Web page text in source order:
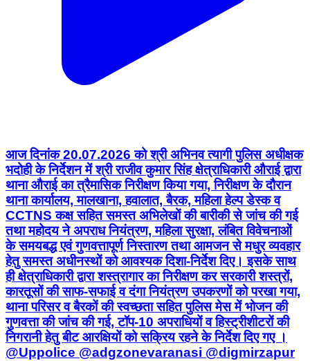
आज दिनांक 20.07.2026 को श्री अभिनव त्यागी पुलिस अधीक्षक
भदोही के निर्देशन में श्री राजीव कुमार सिंह क्षेत्राधिकारी औराई द्वारा
थाना औराई का त्रैमासिक निरीक्षण किया गया, निरीक्षण के दौरान
थाना कार्यालय, मालखाना, हवालात, बैरक, महिला हेल्प डेस्क व
CCTNS कक्ष सहित समस्त अभिलेखों की बारीकी से जांच की गई
तथा महोदय ने अपराध नियंत्रण, महिला सुरक्षा, लंबित विवेचनाओं
के समयबद्ध एवं गुणवत्तापूर्ण निस्तारण तथा आमजन से मधुर व्यवहार
हेतु समस्त अधीनस्थों को आवश्यक दिशा-निर्देश दिए। इसके साथ
ही क्षेत्राधिकारी द्वारा शस्त्रागार का निरीक्षण कर सरकारी शस्त्रों,
कारतूसों की साफ-सफाई व दंगा नियंत्रण उपकरणों को परखा गया,
थाना परिसर व बैरकों की स्वच्छता सहित पुलिस मेस में भोजन की
गुणवत्ता की जांच की गई, टॉप-10 अपराधियों व हिस्ट्रीशीटरों की
निगरानी हेतु बीट आरक्षियों को सक्रिय रहने के निर्देश दिए गए ।
@Uppolice @adgzonevaranasi @digmirzapur